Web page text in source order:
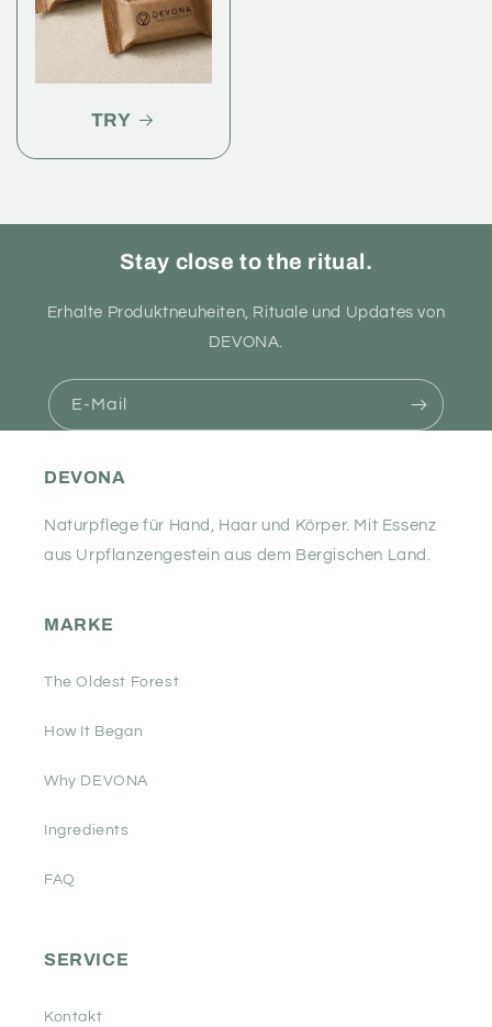
TRY
Stay close to the ritual.
Erhalte Produktneuheiten, Rituale und Updates von
DEVONA.
E-Mail
DEVONA
Naturpflege für Hand, Haar und Körper. Mit Essenz
aus Urpflanzengestein aus dem Bergischen Land.
MARKE
The Oldest Forest
How It Began
Why DEVONA
Ingredients
FAQ
SERVICE
Kontakt